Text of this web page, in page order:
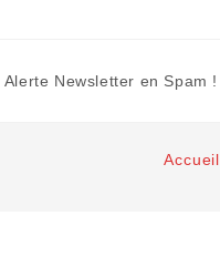
Alerte Newsletter en Spam !
Accueil